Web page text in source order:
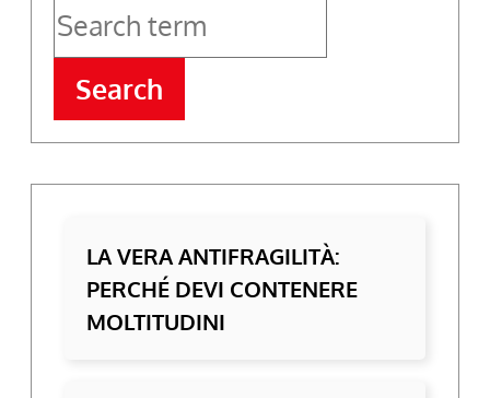
Search
LA VERA ANTIFRAGILITÀ:
PERCHÉ DEVI CONTENERE
MOLTITUDINI